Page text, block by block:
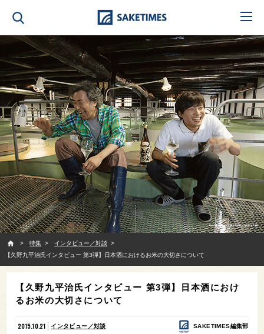
特集
インタビュー／対談
【久野九平治氏インタビュー 第3弾】日本酒におけるお米の大切さについて
【久野九平治氏インタビュー 第3弾】日本酒におけ
るお米の大切さについて
2015.10.21 インタビュー／対談 SAKETIMES編集部